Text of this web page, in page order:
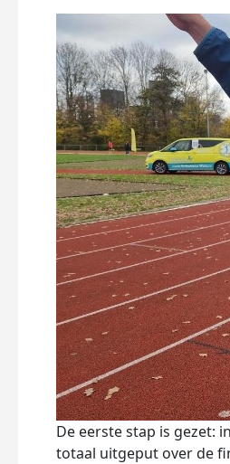
De eerste stap is gezet:
totaal uitgeput over de